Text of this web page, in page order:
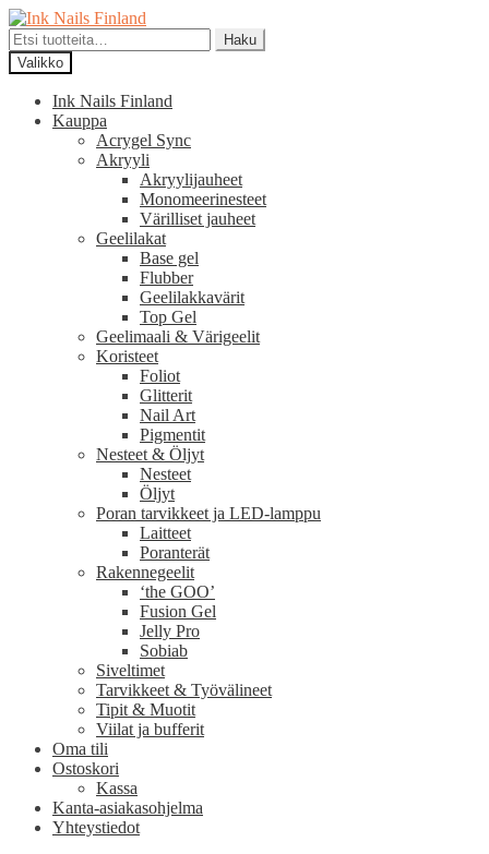
Siirry
navigointiin
Siirry
sisältöön
Etsi:
Haku
Valikko
Ink Nails Finland
Kauppa
Acrygel Sync
Akryyli
Akryylijauheet
Monomeerinesteet
Värilliset jauheet
Geelilakat
Base gel
Flubber
Geelilakkavärit
Top Gel
Geelimaali & Värigeelit
Koristeet
Foliot
Glitterit
Nail Art
Pigmentit
Nesteet & Öljyt
Nesteet
Öljyt
Poran tarvikkeet ja LED-lamppu
Laitteet
Poranterät
Rakennegeelit
‘the GOO’
Fusion Gel
Jelly Pro
Sobiab
Siveltimet
Tarvikkeet & Työvälineet
Tipit & Muotit
Viilat ja bufferit
Oma tili
Ostoskori
Kassa
Kanta-asiakasohjelma
Yhteystiedot